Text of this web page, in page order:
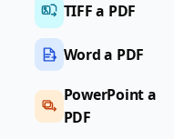
TIFF a PDF
Word a PDF
PowerPoint a
PDF